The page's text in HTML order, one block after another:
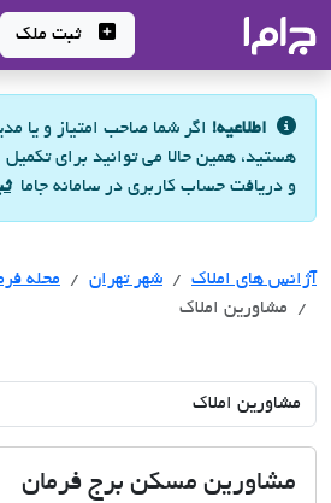
- سامانه جامع املاک و
ثبت ملک
اطلاعیه! اگر شما صاحب امتیاز و یا
هستید، همین حالا می توانید برای
و دریافت حساب کاربری در سامانه جاما
آژانس های املاک آژانس های املاک
شهر تهران آژانس
محله
مشاورین املاک
مشاورین مسکن برج فرمان